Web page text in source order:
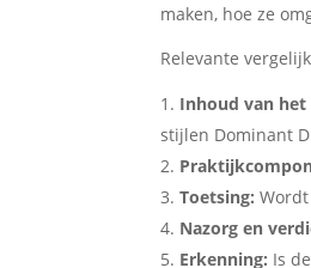
maken, hoe ze
Relevante
Inhoud van
stijlen Dominant
Toetsing:
Nazorg en
Erkenning: Is